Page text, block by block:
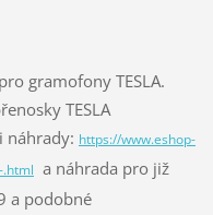
gramofony TESLA.
TESLA
https://www.eshop-
a náhrada pro již
a podobné